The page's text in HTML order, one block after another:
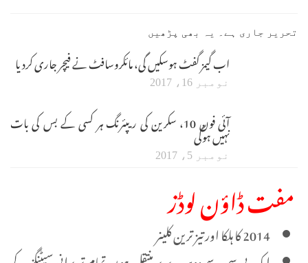
تحریر جاری ہے۔ یہ بھی پڑھیں
اب گیمز گفٹ ہوسکیں گی، مائکروسافٹ نے فیچر جاری کردیا
نومبر 16، 2017
آئی فون 10، سکرین کی ریپئرنگ ہر کسی کے بس کی بات نہیں ہوگی
نومبر 5، 2017
مفت ڈاؤن لوڈز
2014 کا ہلکا اور تیز ترین کلینر